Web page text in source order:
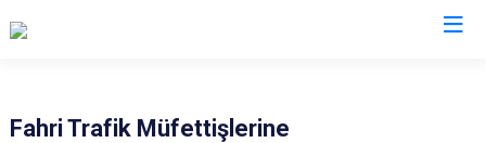
Fahri Trafik Müfettişlerine